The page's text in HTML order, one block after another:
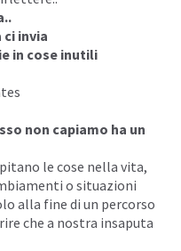
invia
in cose inutili
non capiamo ha un
le cose nella vita,
o situazioni
alla fine di un percorso
che a nostra insaputa